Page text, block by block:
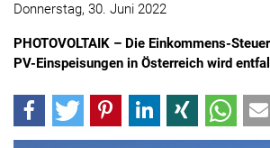
Donnerstag, 30. Juni 2022
PHOTOVOLTAIK – Die Einkommens-
PV-Einspeisungen in Österreich wird